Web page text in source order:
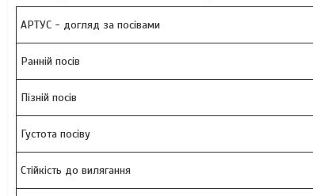
АРТУС - догляд за посівами
Ранній посів
Пізній посів
Густота посіву
Стійкість до вилягання